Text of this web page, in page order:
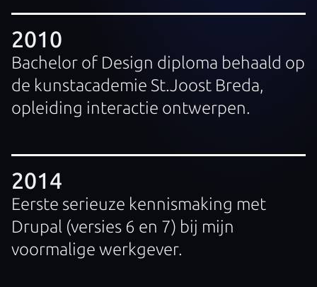
2010
Bachelor of Design diploma behaald op
de kunstacademie St.Joost Breda,
opleiding interactie ontwerpen.
2014
Eerste serieuze kennismaking met
Drupal (versies 6 en 7) bij mijn
voormalige werkgever.